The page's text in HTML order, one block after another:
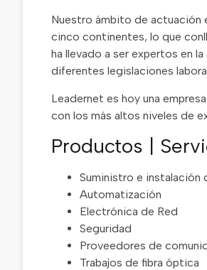
Nuestro ámbito de actuación
cinco continentes, lo que
ha llevado a ser expertos en
diferentes legislaciones
Leadernet es hoy una
con los más altos niveles de
Productos |
Suministro e instalación
Automatización
Electrónica de Red
Seguridad
Proveedores de
Trabajos de fibra óptica